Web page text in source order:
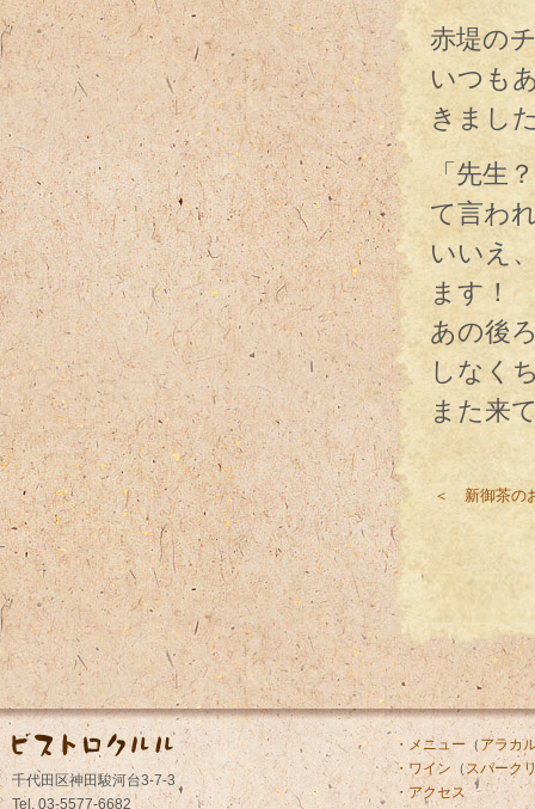
赤堤の
いつも
きまし
「先生
て言わ
いいえ
ます！
あの後
しなく
また来
＜ 新御茶の
千代田区神田駿河台3-7-3
Tel. 03-5577-6682
・メニュー（ アラカ
・ワイン （スパーク
・アクセス